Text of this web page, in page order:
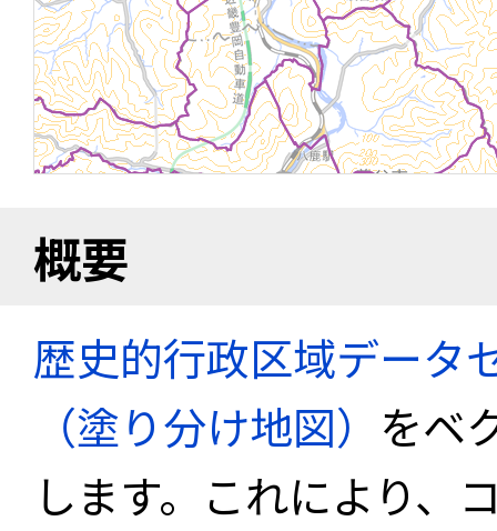
概要
歴史的行政区域データ
（塗り分け地図） をベ
します。これにより、